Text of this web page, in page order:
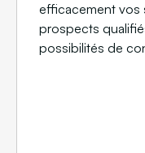
efficacement vos
prospects
possibilités de